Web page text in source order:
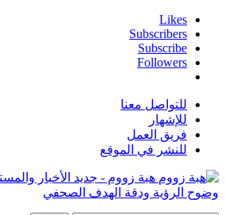
Likes
Subscribers
Subscribe
Followers
للتواصل معنا
للإشهار
فريق العمل
للنشر في الموقع
هبة زووم - جديد الأخبار
وضوح الرؤية ودقة الهدف الصحفي